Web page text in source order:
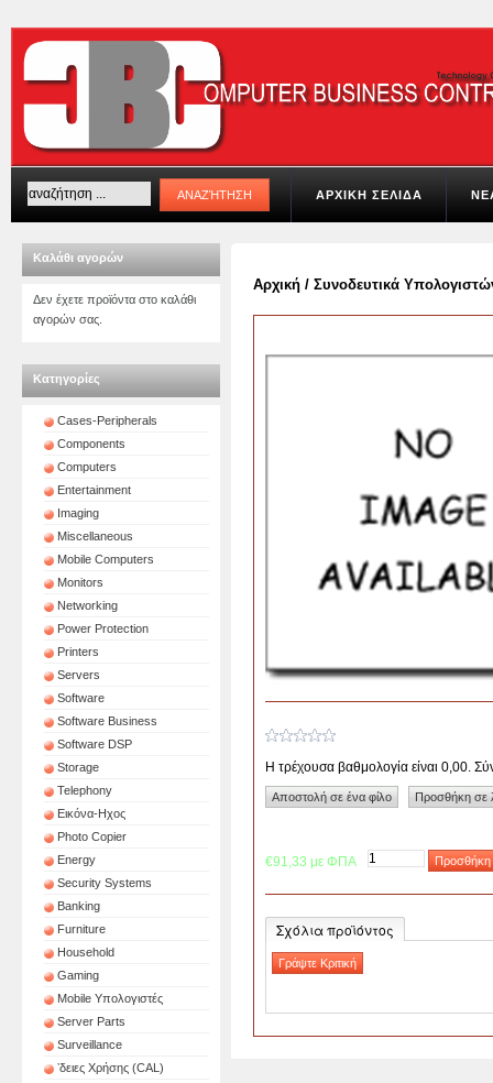
ΑΡΧΙΚΗ ΣΕΛΙΔΑ
Καλάθι αγορών
Δεν έχετε προϊόντα στο καλάθι
αγορών σας.
Κατηγορίες
Cases-Peripherals
Components
Computers
Entertainment
Imaging
Miscellaneous
Mobile Computers
Monitors
Networking
Power Protection
Printers
Servers
Software
Software Business
Software DSP
Storage
Telephony
Εικόνα-Ηχος
Photo Copier
Energy
Security Systems
Banking
Furniture
Household
Gaming
Mobile Υπολογιστές
Server Parts
Surveillance
ʼδειες Χρήσης (CAL)
Αρχική / Συνοδευτικά
Η τρέχουσα βαθμολογία είναι 0,00.
€91,33 με ΦΠΑ
Σχόλια προϊόντος